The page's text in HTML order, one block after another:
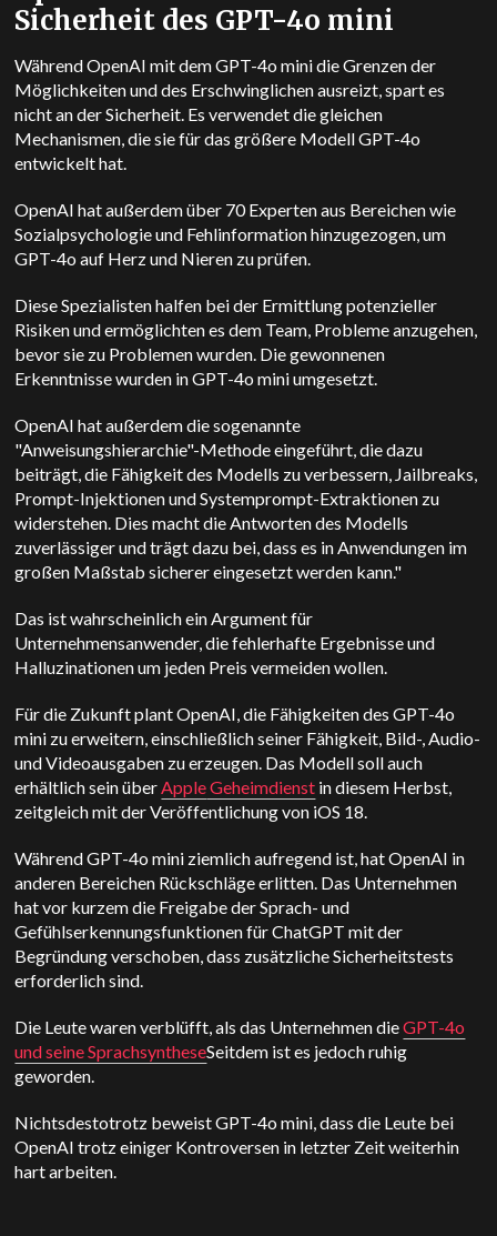
Sicherheit des GPT-4o mini
Während OpenAI mit dem GPT-4o mini die Grenzen der
Möglichkeiten und des Erschwinglichen ausreizt, spart es
nicht an der Sicherheit. Es verwendetdie gleichen
Mechanismen, die sie für das größere Modell GPT-4o
entwickelt hat.
OpenAI hat außerdem über 70 Experten aus Bereichen wie
Sozialpsychologie und Fehlinformation hinzugezogen, um
GPT-4o auf Herz und Nieren zu prüfen.
Diese Spezialisten halfen bei der Ermittlung potenzieller
Risiken und ermöglichten es dem Team, Probleme anzugehen,
bevor sie zu Problemen wurden. Die gewonnenen
Erkenntnisse wurden in GPT-4o mini umgesetzt.
OpenAI hat außerdem die sogenannte
"Anweisungshierarchie"-Methode eingeführt, die dazu
beiträgt, die Fähigkeit des Modells zu verbessern, Jailbreaks,
Prompt-Injektionen und Systemprompt-Extraktionen zu
widerstehen. Dies macht die Antworten des Modells
zuverlässiger und trägt dazu bei, dass es in Anwendungen im
großen Maßstab sicherer eingesetzt werden kann."
Das ist wahrscheinlich ein Argument für
Unternehmensanwender, die fehlerhafte Ergebnisse und
Halluzinationen um jeden Preis vermeiden wollen.
Für die Zukunft plant OpenAI, die Fähigkeiten des GPT-4o
mini zu erweitern, einschließlich seiner Fähigkeit, Bild-, Audio-
und Videoausgaben zu erzeugen. Das Modell soll auch
erhältlich sein über AppleGeheimdienst in diesem Herbst,
zeitgleich mit der Veröffentlichung von iOS 18.
Während GPT-4o mini ziemlich aufregend ist, hat OpenAI in
anderen Bereichen Rückschläge erlitten. Das Unternehmen
hat vor kurzem die Freigabe der Sprach- und
Gefühlserkennungsfunktionen für ChatGPT mit der
Begründung verschoben, dass zusätzliche Sicherheitstests
erforderlich sind.
Die Leute waren verblüfft, als das Unternehmen dieGPT-4o
und seine SprachsyntheseSeitdem ist es jedoch ruhig
geworden.
Nichtsdestotrotz beweist GPT-4o mini, dass die Leute bei
OpenAI trotz einiger Kontroversen in letzter Zeit weiterhin
hart arbeiten.